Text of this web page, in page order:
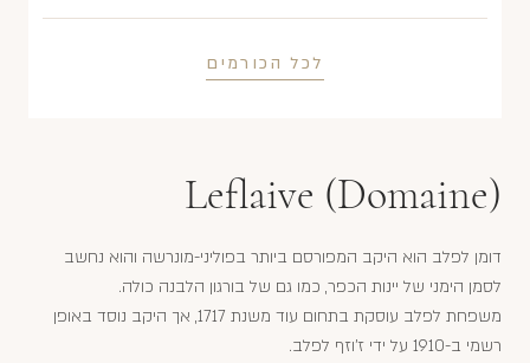
לכל הכורמים
Leflaive (Domaine)
דומן לפלב הוא היקב המפורסם ביותר בפוליני-מונרשה והוא נחשב
לסמן הימני של יינות הכפר, כמו גם של בורגון הלבנה כולה.
משפחת לפלב עוסקת בתחום עוד משנת 1717, אך היקב נוסד באופן
רשמי ב-1910 על ידי ז'וזף לפלב.